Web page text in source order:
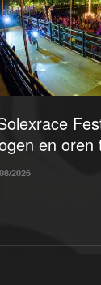
en oren
2026